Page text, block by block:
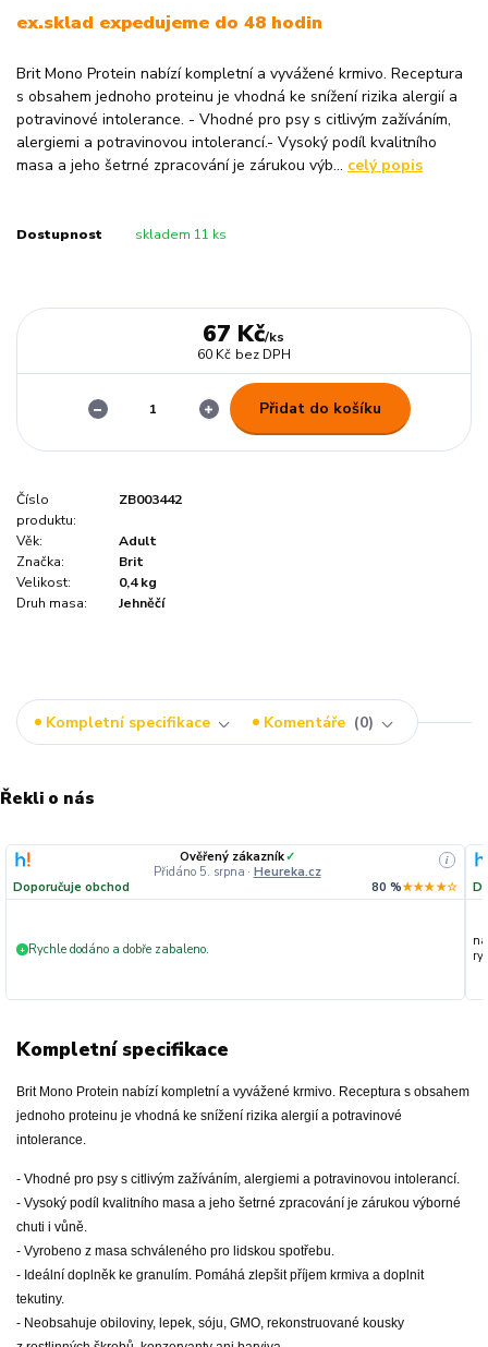
ex.sklad expedujeme do 48 hodin
Brit Mono Protein nabízí kompletní a vyvážené krmivo. Receptura
s obsahem jednoho proteinu je vhodná ke snížení rizika alergií a
potravinové intolerance. - Vhodné pro psy s citlivým zažíváním,
alergiemi a potravinovou intolerancí.- Vysoký podíl kvalitního
masa a jeho šetrné zpracování je zárukou výb... celý popis
Dostupnost skladem 11 ks
67 Kč/ks
60 Kč bez DPH
Přidat do košíku
Číslo
produktu:
ZB003442
Věk:
Adult
Značka:
Brit
Velikost:
0,4 kg
Druh masa:
Jehněčí
Kompletní specifikace Komentáře 0
Řekli o nás
Ověřený zákazník✓
Přidáno 5. srpna · Heureka.cz
i
Doporučuje obchod 80 %★★★★☆
+ Rychle dodáno a dobře zabaleno.
Kompletní specifikace
Brit Mono Protein nabízí kompletní a vyvážené krmivo. Receptura s obsahem
jednoho proteinu je vhodná ke snížení rizika alergií a potravinové
intolerance.
- Vhodné pro psy s citlivým zažíváním, alergiemi a potravinovou intolerancí.
- Vysoký podíl kvalitního masa a jeho šetrné zpracování je zárukou výborné
chuti i vůně.
- Vyrobeno z masa schváleného pro lidskou spotřebu.
- Ideální doplněk ke granulím. Pomáhá zlepšit příjem krmiva a doplnit
tekutiny.
- Neobsahuje obiloviny, lepek, sóju, GMO, rekonstruované kousky